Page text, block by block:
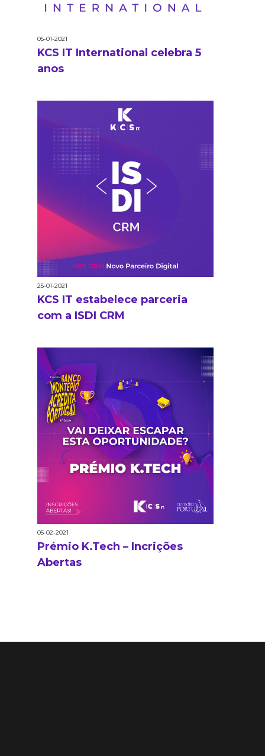
05-01-2021
KCS IT International celebra 5
anos
25-01-2021
KCS IT estabelece parceria
com a ISDI CRM
05-02-2021
Prémio K.Tech – Incrições
Abertas